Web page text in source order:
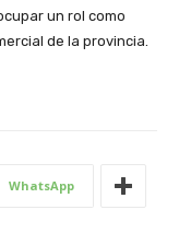
un rol como
de la provincia.
WhatsApp